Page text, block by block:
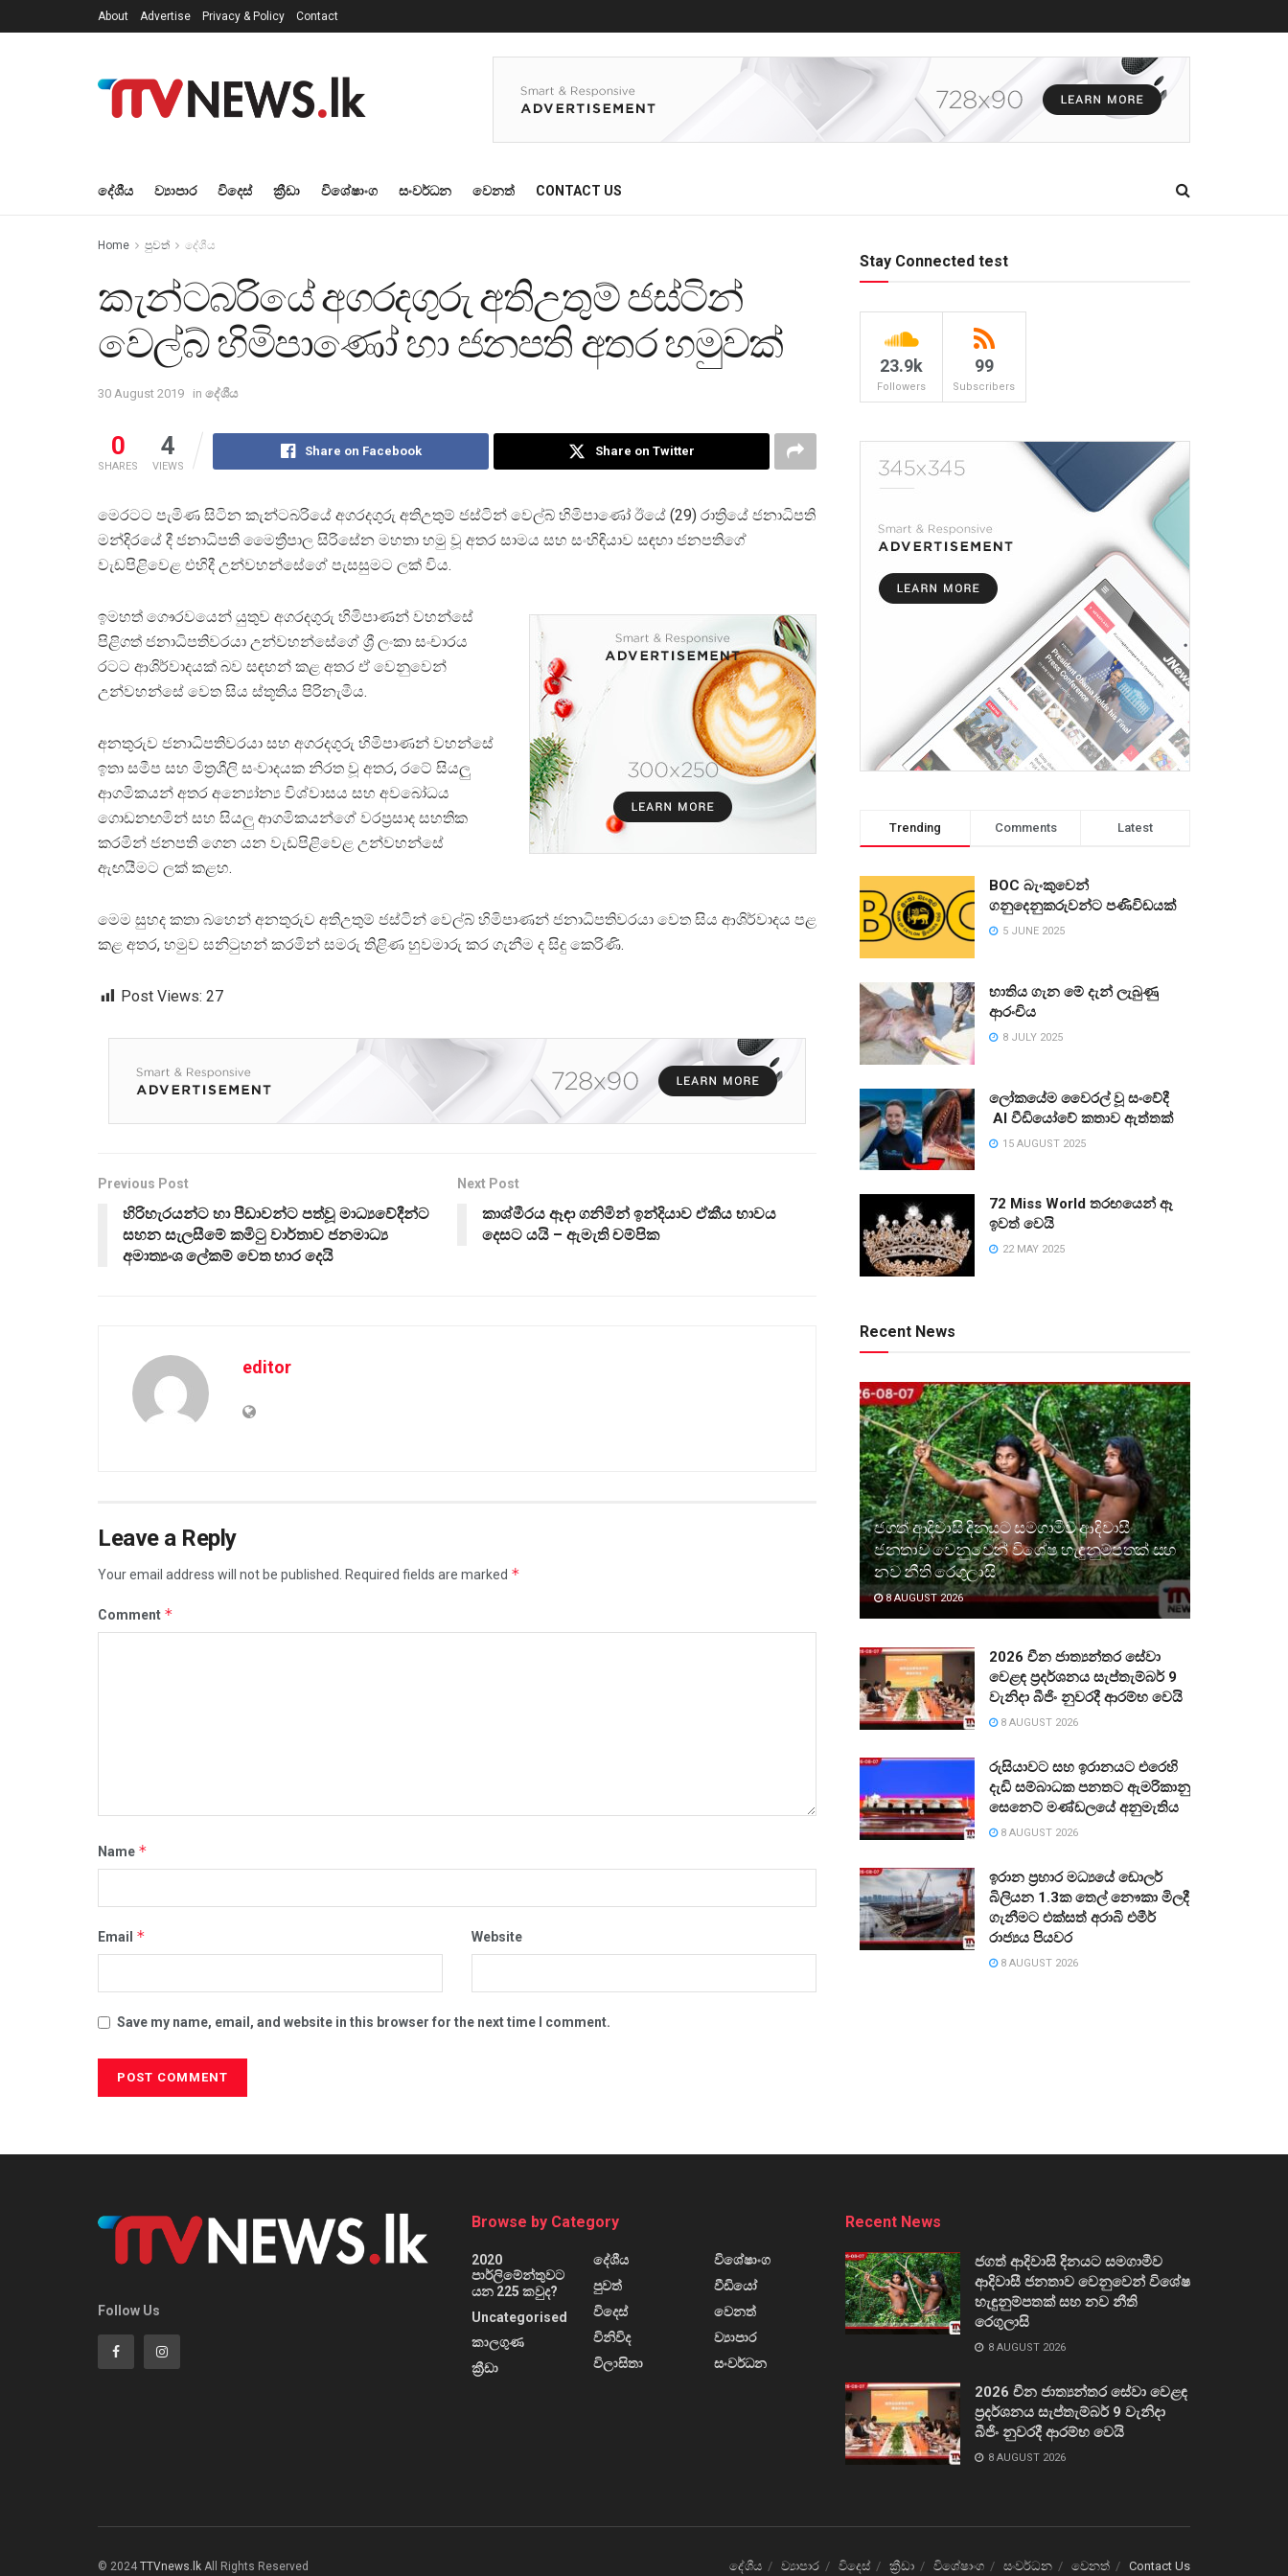
About Advertise Privacy & Policy Contact
දේශීය ව්‍යාපාර විදෙස් ක්‍රීඩා විශේෂාංග සංවර්ධන වෙනත් CONTACT US
Home පුවත් දේශීය
කැන්ටබරියේ අගරදගුරු අතිඋතුම් ජස්ටින්
වෙල්බ් හිමිපාණෝ හා ජනපති අතර හමුවක්
30 August 2019 in දේශීය
0
SHARES
4
VIEWS
Share on Facebook Share on Twitter
මෙරටට පැමිණ සිටින කැන්ටබරියේ අගරදගුරු අතිඋතුම් ජස්ටින් වෙල්බ් හිමිපාණෝ ඊයේ (29) රාත්‍රියේ ජනාධිපති
මන්දිරයේ දී ජනාධිපති මෛත්‍රීපාල සිරිසේන මහතා හමු වූ අතර සාමය සහ සංහිඳියාව සඳහා ජනපතිගේ
වැඩපිළිවෙළ එහිදී උන්වහන්සේගේ පැසසුමට ලක් විය.
ඉමහත් ගෞරවයෙන් යුතුව අගරදගුරු හිමිපාණන් වහන්සේ
පිළිගත් ජනාධිපතිවරයා උන්වහන්සේගේ ශ්‍රී ලංකා සංචාරය
රටට ආශිර්වාදයක් බව සඳහන් කළ අතර ඒ වෙනුවෙන්
උන්වහන්සේ වෙත සිය ස්තූතිය පිරිනැමීය.
අනතුරුව ජනාධිපතිවරයා සහ අගරදගුරු හිමිපාණන් වහන්සේ
ඉතා සමීප සහ මිත්‍රශීලි සංවාදයක නිරත වූ අතර, රටේ සියලු
ආගමිකයන් අතර අන්‍යෝන්‍ය විශ්වාසය සහ අවබෝධය
ගොඩනඟමින් සහ සියලු ආගමිකයන්ගේ වරප්‍රසාද සහතික
කරමින් ජනපති ගෙන යන වැඩපිළිවෙළ උන්වහන්සේ
ඇඟයීමට ලක් කළහ.
මෙම සුහද කතා බහෙන් අනතුරුව අතිඋතුම් ජස්ටින් වෙල්බ් හිමිපාණන් ජනාධිපතිවරයා වෙත සිය ආශිර්වාදය පළ
කළ අතර, හමුව සනිටුහන් කරමින් සමරු තිළිණ හුවමාරු කර ගැනීම ද සිදු කෙරිණි.
Post Views: 27
Previous Post
හිරිහැරයන්ට හා පීඩාවන්ට පත්වූ මාධ්‍යවේදීන්ට
සහන සැලසීමේ කමිටු වාර්තාව ජනමාධ්‍ය
අමාත්‍යංශ ලේකම් වෙත භාර දෙයි
Next Post
කාශ්මීරය ඈඳා ගනිමින් ඉන්දියාව ඒකීය භාවය
දෙසට යයි – ඇමැති චම්පික
editor
Leave a Reply
Your email address will not be published. Required fields are marked *
Comment *
Name *
Email * Website
Save my name, email, and website in this browser for the next time I comment.
Stay Connected test
23.9k
Followers
99
Subscribers
Trending Comments Latest
BOC බැංකුවෙන්
ගනුදෙනුකරුවන්ට පණිවිඩයක්
5 JUNE 2025
භාතිය ගැන මේ දැන් ලැබුණු
ආරංචිය
8 JULY 2025
ලෝකයේම වෛරල් වූ සංවේදී
AI වීඩියෝවේ කතාව ඇත්තක්
15 AUGUST 2025
72 Miss World තරඟයෙන් ඈ
ඉවත් වෙයි
22 MAY 2025
Recent News
ජගත් ආදිවාසි දිනයට සමගාමීව ආදිවාසී
ජනතාව වෙනුවෙන් විශේෂ හැඳුනුම්පතක් සහ
නව නීති රෙගුලාසි
8 AUGUST 2026
2026 චීන ජාත්‍යන්තර සේවා
වෙළඳ ප්‍රදර්ශනය සැප්තැම්බර් 9
වැනිදා බීජිං නුවරදී ආරම්භ වෙයි
8 AUGUST 2026
රුසියාවට සහ ඉරානයට එරෙහි
දැඩි සම්බාධක පනතට ඇමරිකානු
සෙනෙට් මණ්ඩලයේ අනුමැතිය
8 AUGUST 2026
ඉරාන ප්‍රහාර මධ්‍යයේ ඩොලර්
බිලියන 1.3ක තෙල් නෞකා මිලදී
ගැනීමට එක්සත් අරාබි එමීර්
රාජ්‍යය පියවර
8 AUGUST 2026
Follow Us
Browse by Category
2020
පාර්ලිමේන්තුවට
යන 225 කවුද?
Uncategorised
කාලගුණ
ක්‍රීඩා
දේශීය
පුවත්
විදෙස්
විනිවිද
විලාසිතා
විශේෂාංග
වීඩියෝ
වෙනත්
ව්‍යාපාර
සංවර්ධන
Recent News
ජගත් ආදිවාසි දිනයට සමගාමීව
ආදිවාසී ජනතාව වෙනුවෙන් විශේෂ
හැඳුනුම්පතක් සහ නව නීති
රෙගුලාසි
8 AUGUST 2026
2026 චීන ජාත්‍යන්තර සේවා වෙළඳ
ප්‍රදර්ශනය සැප්තැම්බර් 9 වැනිදා
බීජිං නුවරදී ආරම්භ වෙයි
8 AUGUST 2026
දේශීය ව්‍යාපාර විදෙස් ක්‍රීඩා විශේෂාංග සංවර්ධන වෙනත් Contact Us
© 2024 TTVnews.lk All Rights Reserved